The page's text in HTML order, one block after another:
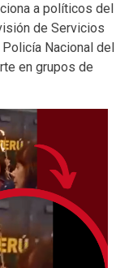
a políticos del
de Servicios
Nacional del
en grupos de